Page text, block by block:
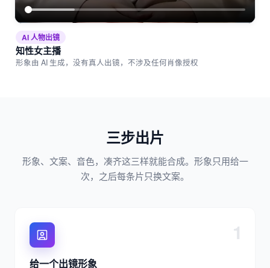
AI 人物出镜
知性女主播
形象由 AI 生成，没有真人出镜，不涉及任何肖像授权
三步出片
形象、文案、音色，凑齐这三样就能合成。形象只用给一
次，之后每条片只换文案。
1
给一个出镜形象